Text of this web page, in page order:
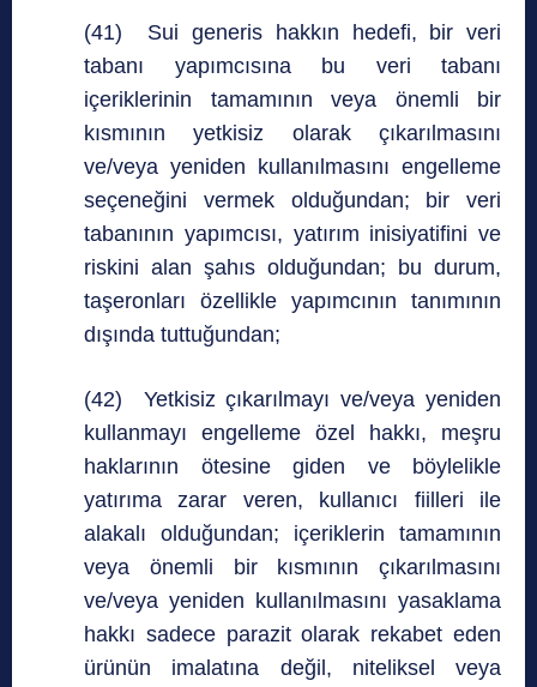
(41) Sui generis hakkın hedefi, bir veri
tabanı yapımcısına bu veri tabanı
içeriklerinin tamamının veya önemli bir
kısmının yetkisiz olarak çıkarılmasını
ve/veya yeniden kullanılmasını engelleme
seçeneğini vermek olduğundan; bir veri
tabanının yapımcısı, yatırım inisiyatifini ve
riskini alan şahıs olduğundan; bu durum,
taşeronları özellikle yapımcının tanımının
dışında tuttuğundan;
(42) Yetkisiz çıkarılmayı ve/veya yeniden
kullanmayı engelleme özel hakkı, meşru
haklarının ötesine giden ve böylelikle
yatırıma zarar veren, kullanıcı fiilleri ile
alakalı olduğundan; içeriklerin tamamının
veya önemli bir kısmının çıkarılmasını
ve/veya yeniden kullanılmasını yasaklama
hakkı sadece parazit olarak rekabet eden
ürünün imalatına değil, niteliksel veya